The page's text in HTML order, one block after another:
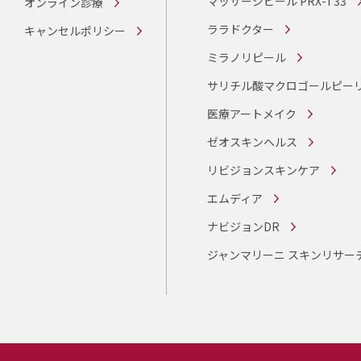
キャンセルポリシー
ララドクター
ミラノリピール
サリチル酸マクロゴールピー
医療アートメイク
ゼオスキンヘルス
リビジョンスキンケア
エムディア
ナビジョンDR
ジャンマリーニ スキンリサー